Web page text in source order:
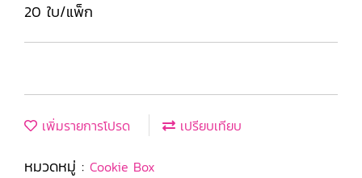
20 ใบ/แพ็ก
เพิ่มรายการโปรด เปรียบเทียบ
หมวดหมู่ : Cookie Box